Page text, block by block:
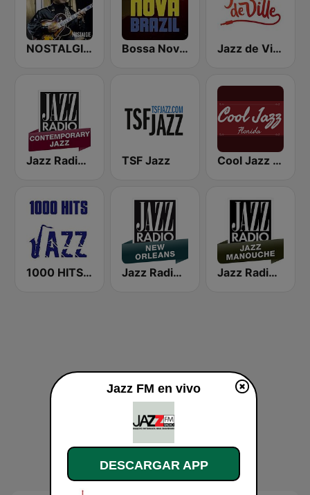
NOSTALGIE JAZZ Bossa Nova Brazil Jazz de Ville
Jazz Radio Contemporary Jazz TSF Jazz Cool Jazz Florida
1000 HITS Jazz Jazz Radio New Orleans Jazz Radio Jazz Manouche
Jazz FM en vivo
DESCARGAR APP